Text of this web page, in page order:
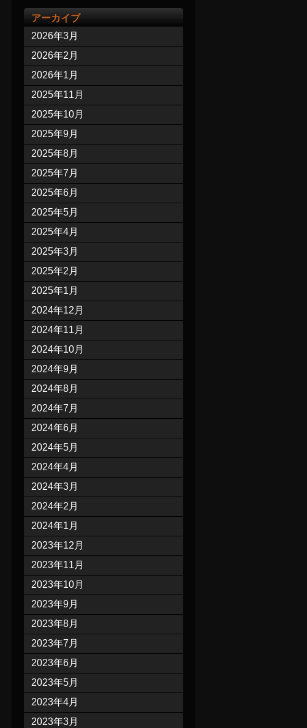
アーカイブ
2026年3月
2026年2月
2026年1月
2025年11月
2025年10月
2025年9月
2025年8月
2025年7月
2025年6月
2025年5月
2025年4月
2025年3月
2025年2月
2025年1月
2024年12月
2024年11月
2024年10月
2024年9月
2024年8月
2024年7月
2024年6月
2024年5月
2024年4月
2024年3月
2024年2月
2024年1月
2023年12月
2023年11月
2023年10月
2023年9月
2023年8月
2023年7月
2023年6月
2023年5月
2023年4月
2023年3月